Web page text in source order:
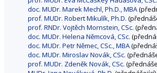
doc. MUDr. Marek Mechl, Ph.D., MBA
prof. MUDr. Robert Mikulík, Ph.D.
prof. RNDr. Vojtěch Mornstein, CSc.
doc. MUDr. Helena Němcová, CSc.
doc. MUDr. Petr Němec, CSc., MBA
doc. MUDr. Miroslav Novák, CSc.
prof. MUDr. Zdeněk Novák, CSc.